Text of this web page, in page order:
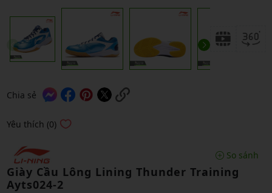
Chia sẻ
Yêu thích (0)
So sánh
Giày Cầu Lông Lining Thunder Training
Ayts024-2